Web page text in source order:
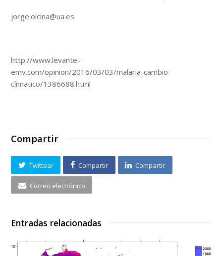
jorge.olcina@ua.es
http://www.levante-
emv.com/opinion/2016/03/03/malaria-cambio-
climatico/1386688.html
Compartir
Twittear Compartir Compartir
Correo electrónico
Entradas relacionadas